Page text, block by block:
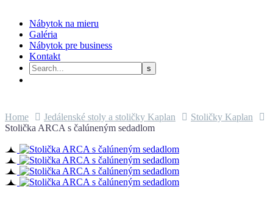
Nábytok na mieru
Galéria
Nábytok pre business
Kontakt
Home Jedálenské stoly a stoličky Kaplan
Stoličky Kaplan
Stolička ARCA s čalúneným sedadlom